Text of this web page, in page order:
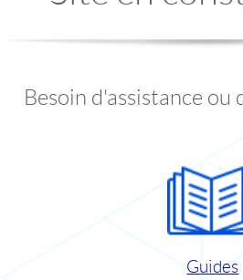
Besoin d'assistance
Guides